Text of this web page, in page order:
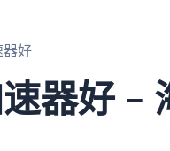
器好
器好 –